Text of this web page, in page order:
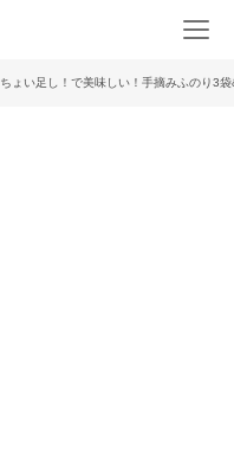
ちょい足し！で美味しい！手摘みふのり3